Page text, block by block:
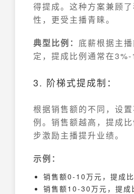
得提成。这种方案兼顾
性，更受主播青睐。
典型比例： 底薪根据主
定，提成比例通常在3%-
3. 阶梯式提成制：
根据销售额的不同，设
例。销售额越高，提成
步激励主播提升业绩。
示例：
销售额0-10万元，提成
销售额10-30万元，提成